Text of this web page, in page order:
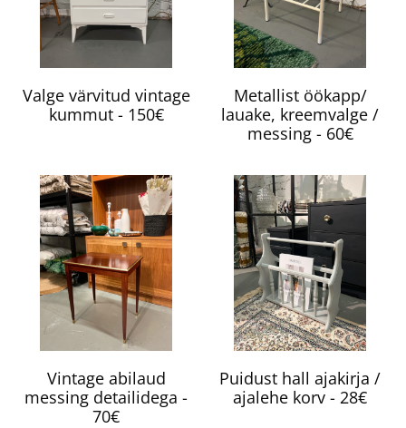
Valge värvitud vintage
kummut - 150€
Metallist öökapp/
lauake, kreemvalge /
messing - 60€
Vintage abilaud
messing detailidega -
70€
Puidust hall ajakirja /
ajalehe korv - 28€